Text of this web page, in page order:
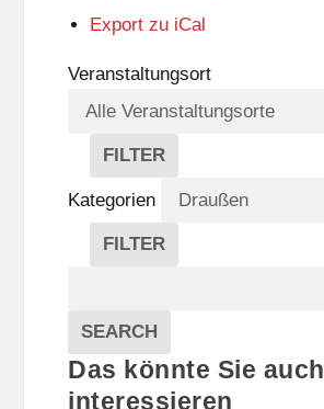
Export zu iCal
Veranstaltungsort
FILTER
V
E
R
A
A
L
T
U
Kategorien
FILTER
E
G
O
R
Veranstaltungen
SEARCH
Das könnte Sie auch
interessieren